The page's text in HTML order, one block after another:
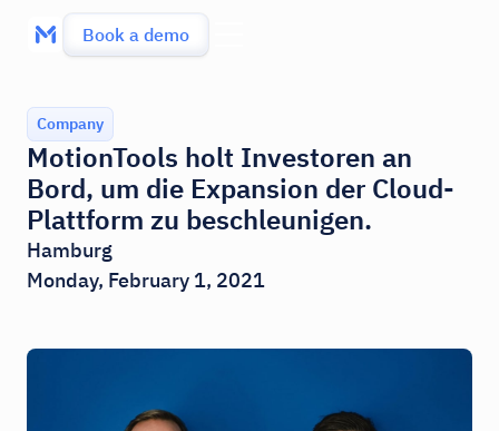
Book a demo
Company
MotionTools holt Investoren an
Bord, um die Expansion der Cloud-
Plattform zu beschleunigen.
Hamburg
Monday, February 1, 2021